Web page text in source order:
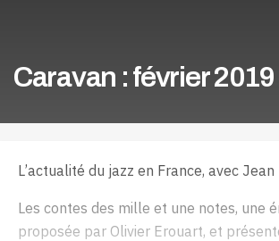
Caravan : février 2019
L’actualité du jazz en France, avec
Les contes des mille et une notes, une
proposée par Olivier Erouart, et